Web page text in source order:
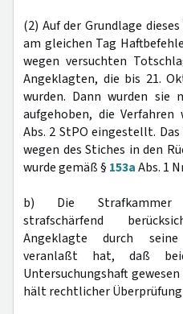
(2) Auf der Grundlage
am gleichen Tag Haftbefehle
wegen versuchten
Angeklagten, die bis 21.
wurden. Dann wurden sie
aufgehoben, die Verfahren
Abs. 2 StPO eingestellt. Das
wegen des Stiches in den
wurde gemäß § 153aAbs. 1
b) Die Strafkammer
strafschärfend
Angeklagte durch
veranlaßt hat, daß
Untersuchungshaft
hält rechtlicher